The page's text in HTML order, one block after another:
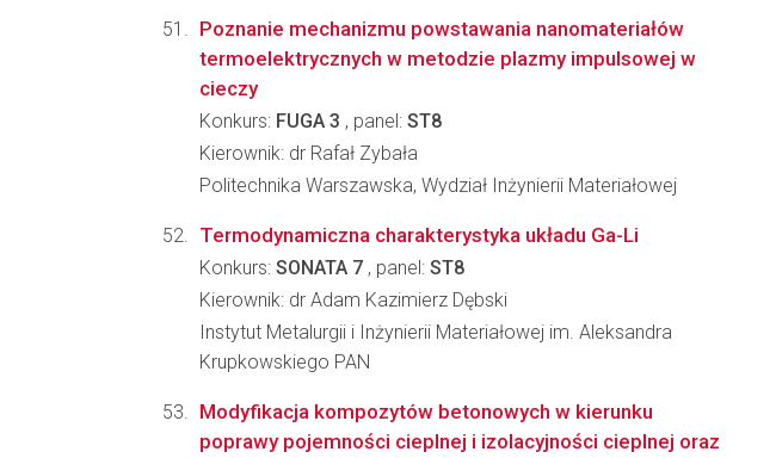
Poznanie mechanizmu powstawania nanomateriałów
termoelektrycznych w metodzie plazmy impulsowej w
cieczy
Konkurs: FUGA 3 , panel: ST8
Kierownik: dr Rafał Zybała
Politechnika Warszawska, Wydział Inżynierii Materiałowej
Termodynamiczna charakterystyka układu Ga-Li
Konkurs: SONATA 7 , panel: ST8
Kierownik: dr Adam Kazimierz Dębski
Instytut Metalurgii i Inżynierii Materiałowej im. Aleksandra
Krupkowskiego PAN
Modyfikacja kompozytów betonowych w kierunku
poprawy pojemności cieplnej i izolacyjności cieplnej oraz